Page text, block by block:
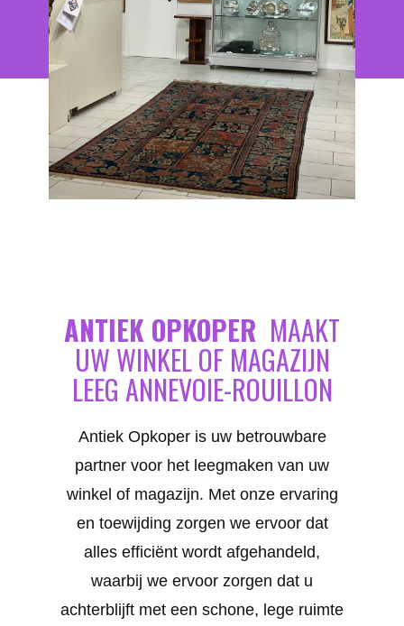
ANTIEK OPKOPER MAAKT
UW WINKEL OF MAGAZIJN
LEEG ANNEVOIE-ROUILLON
Antiek Opkoper is uw betrouwbare
partner voor het leegmaken van uw
winkel of magazijn. Met onze ervaring
en toewijding zorgen we ervoor dat
alles efficiënt wordt afgehandeld,
waarbij we ervoor zorgen dat u
achterblijft met een schone, lege ruimte